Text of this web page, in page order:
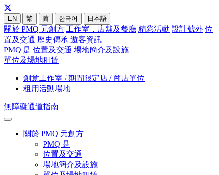
EN 繁 简 한국어 日本語
關於 PMQ 元創方 工作室，店舖及餐廳 精彩活動 設計號外 位
置及交通 歷史傳承 遊客資訊
PMQ 是 位置及交通 場地簡介及設施
單位及場地租賃
創意工作室 / 期間限定店 / 商店單位
租用活動場地
無障礙通道指南
關於 PMQ 元創方
PMQ 是
位置及交通
場地簡介及設施